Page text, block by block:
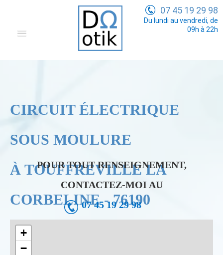
Communication
07 45 19 29 98
Du lundi au vendredi, de
09h à 22h
CIRCUIT ÉLECTRIQUE
SOUS MOULURE
À TOUFFREVILLE LA
CORBELINE - 76190
POUR TOUT RENSEIGNEMENT,
CONTACTEZ-MOI AU
07 45 19 29 98
+
−